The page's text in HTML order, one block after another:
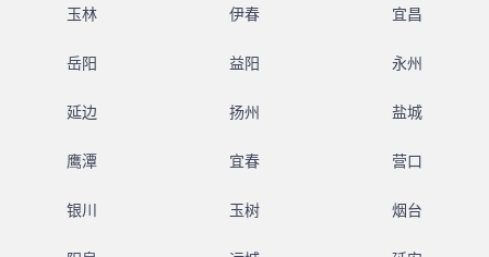
玉林 伊春 宜昌
岳阳 益阳 永州
延边 扬州 盐城
鹰潭 宜春 营口
银川 玉树 烟台